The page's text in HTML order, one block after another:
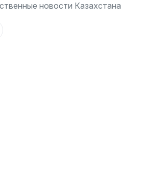
новости Казахстана